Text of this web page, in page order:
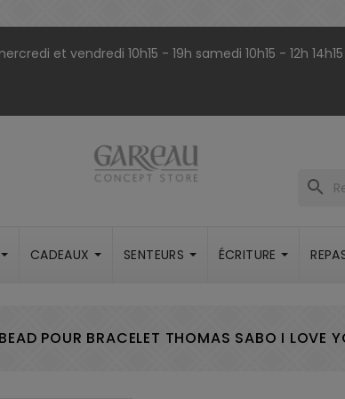
et vendredi 10h15 - 19h samedi 10h15 - 12h
search
CADEAUX SENTEURS ÉCRITURE
BEAD POUR BRACELET THOMAS SABO I LOVE